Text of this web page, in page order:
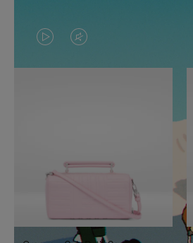
LA
VIDÉO
PAUSE,
APPUYEZ
SUR
LE
SON
DÉSACTIVÉ.
VEUILLEZ